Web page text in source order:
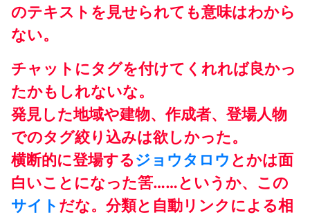
のテキストを見せられても意味はわから
ない。
チャットにタグを付けてくれれば良かっ
たかもしれないな。
発見した地域や建物、作成者、登場人物
でのタグ絞り込みは欲しかった。
横断的に登場するジョウタロウ とかは面
白いことになった筈……というか、この
サイト だな。分類と自動リンクによる相